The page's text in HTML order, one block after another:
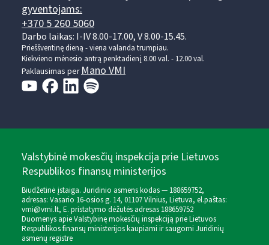
gyventojams:
+370 5 260 5060
Darbo laikas: I-IV 8.00-17.00, V 8.00-15.45.
Prieššventinę dieną - viena valanda trumpiau.
Kiekvieno mėnesio antrą penktadienį 8.00 val. - 12.00 val.
Paklausimas perMano VMI
Valstybinė mokesčių inspekcija prie Lietuvos
Respublikos finansų ministerijos
Biudžetinė įstaiga. Juridinio asmens kodas — 188659752,
adresas: Vasario 16-osios g. 14, 01107 Vilnius, Lietuva, el.paštas:
vmi@vmi.lt, E. pristatymo dėžutės adresas 188659752
Duomenys apie Valstybinę mokesčių inspekciją prie Lietuvos
Respublikos finansų ministerijos kaupiami ir saugomi Juridinių
asmenų registre